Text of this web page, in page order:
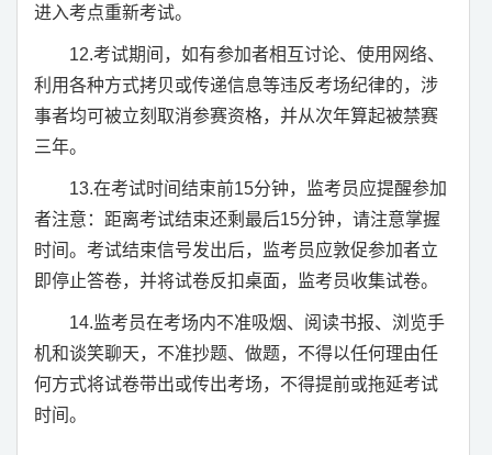
进入考点重新考试。
12.考试期间，如有参加者相互讨论、使用网络、
利用各种方式拷贝或传递信息等违反考场纪律的，涉
事者均可被立刻取消参赛资格，并从次年算起被禁赛
三年。
13.在考试时间结束前15分钟，监考员应提醒参加
者注意：距离考试结束还剩最后15分钟，请注意掌握
时间。考试结束信号发出后，监考员应敦促参加者立
即停止答卷，并将试卷反扣桌面，监考员收集试卷。
14.监考员在考场内不准吸烟、阅读书报、浏览手
机和谈笑聊天，不准抄题、做题，不得以任何理由任
何方式将试卷带出或传出考场，不得提前或拖延考试
时间。